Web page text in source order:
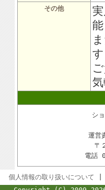
その他
シ
運営
〒
電話
個人情報の取り扱いについて